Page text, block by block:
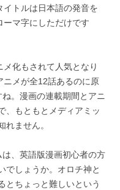
イトルは日本語の発音を
ーマ字にしただけです
メ化もされて人気となり
ニメが全12話あるのに原
。漫画の連載期間とアニ
、もともとメディアミッ
れません。
、英語版漫画初心者の方
でしょうか。オロチ神と
とちょっと難しいという